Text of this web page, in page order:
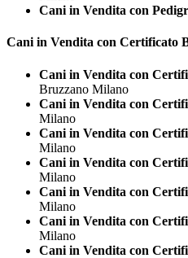
Cani in Vendita con
Cani in Vendita con Certificato
Cani in Vendita con
Bruzzano Milano
Cani in Vendita con
Milano
Cani in Vendita con
Milano
Cani in Vendita con
Milano
Cani in Vendita con
Milano
Cani in Vendita con
Milano
Cani in Vendita con